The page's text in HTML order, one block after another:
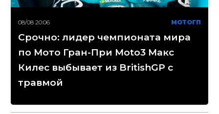
08/08 20:06 МОТОГП
Срочно: лидер чемпионата мира
по Мото Гран-При Moto3 Макс
Килес выбывает из BritishGP с
травмой